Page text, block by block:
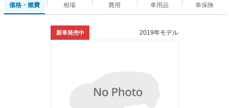
価格・燃費
相場
費用
車用品
車保険
新車発売中 2019年モデル